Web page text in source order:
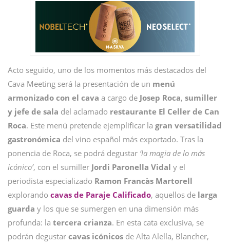
Acto seguido, uno de los momentos más destacados del
Cava Meeting será la presentación de un menú
armonizado con el cava a cargo de Josep Roca, sumiller
y jefe de sala del aclamado restaurante El Celler de Can
Roca. Este menú pretende ejemplificar la gran versatilidad
gastronómica del vino español más exportado. Tras la
ponencia de Roca, se podrá degustar ‘la magia de lo más
icónico’, con el sumiller Jordi Paronella Vidal y el
periodista especializado Ramon Francàs Martorell
explorando cavas de Paraje Calificado, aquellos de larga
guarda y los que se sumergen en una dimensión más
profunda: la tercera crianza. En esta cata exclusiva, se
podrán degustar cavas icónicos de Alta Alella, Blancher,